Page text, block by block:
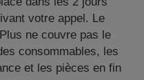
votre appel. Le
ne couvre pas le
consommables, les
et les pièces en fin